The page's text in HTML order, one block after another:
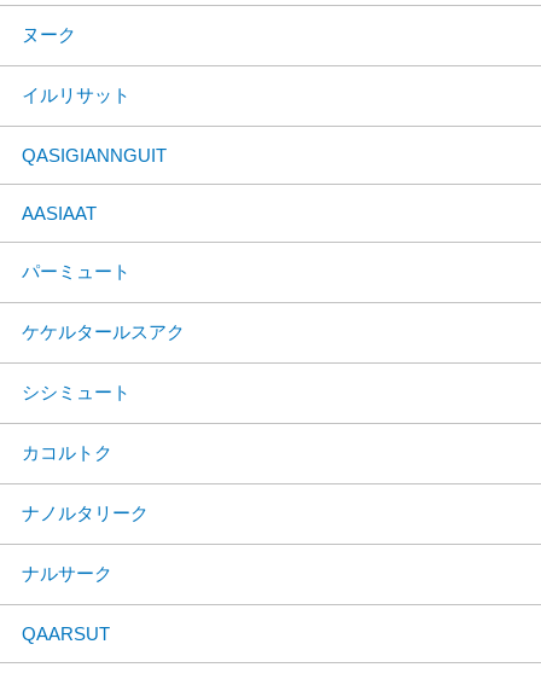
ヌーク
イルリサット
QASIGIANNGUIT
AASIAAT
パーミュート
ケケルタールスアク
シシミュート
カコルトク
ナノルタリーク
ナルサーク
QAARSUT